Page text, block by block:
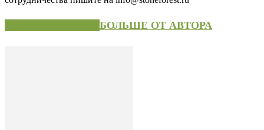
БОЛЬШЕ ОТ АВТОРА